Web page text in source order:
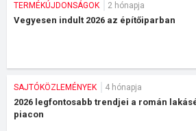
TERMÉKÚJDONSÁGOK 2 hónapja
Vegyesen indult 2026 az építőiparban
SAJTÓKÖZLEMÉNYEK 4 hónapja
2026 legfontosabb trendjei a román
piacon